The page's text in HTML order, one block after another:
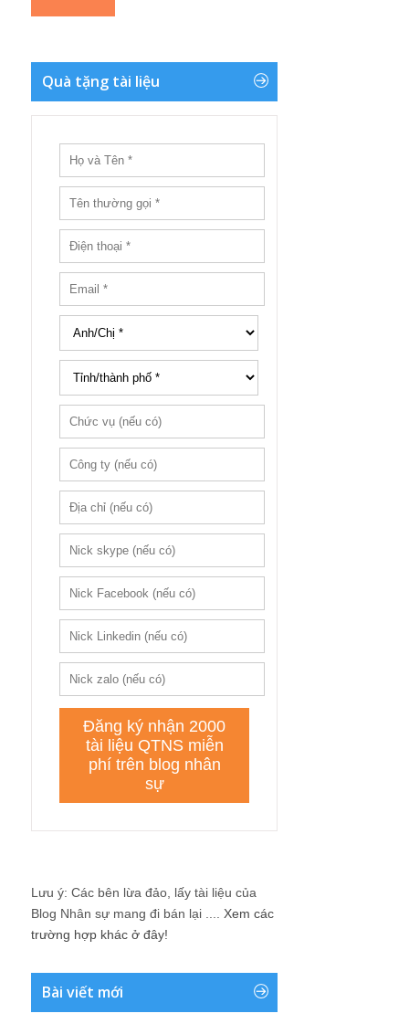
Quà tặng tài liệu
Lưu ý: Các bên lừa đảo, lấy tài liệu của
Blog Nhân sự mang đi bán lại .... Xem các
trường hợp khác ở đây!
Bài viết mới